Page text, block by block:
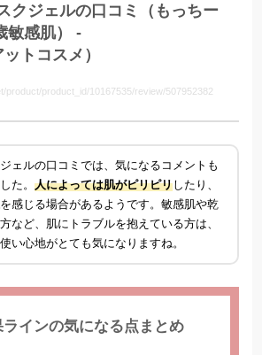
クジェルの口コミ（もっちー
敏感肌） -
トコスメ）
product/product_id/10167535/review/507952382
ェルの口コミでは、気になるコメントも
た。人によっては肌がピリピリしたり、
を感じる場合があるようです。敏感肌や乾
など、肌にトラブルを抱えている方は、
い心地がとても気になりますね。
インの気になる点まとめ